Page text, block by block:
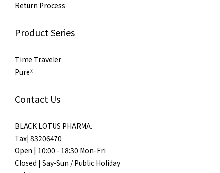
Return Process
Product Series
Time Traveler
Pureᕽ
Contact Us
BLACK LOTUS PHARMA.
Tax| 83206470
Open | 10:00 - 18:30 Mon-Fri
Closed | Say-Sun / Public Holiday